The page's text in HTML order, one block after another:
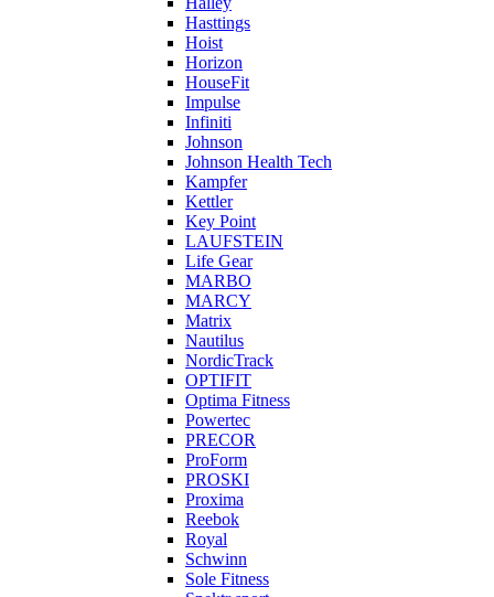
Hasttings
Hoist
Horizon
HouseFit
Impulse
Infiniti
Johnson
Johnson Health Tech
Kampfer
Kettler
Key Point
LAUFSTEIN
Life Gear
MARBO
MARCY
Matrix
Nautilus
NordicTrack
OPTIFIT
Optima Fitness
Powertec
PRECOR
ProForm
PROSKI
Proxima
Reebok
Royal
Schwinn
Sole Fitness